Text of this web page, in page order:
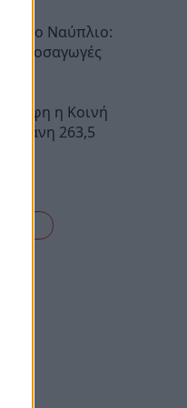
στο Ναύπλιο:
προσαγωγές
η Κοινή
263,5